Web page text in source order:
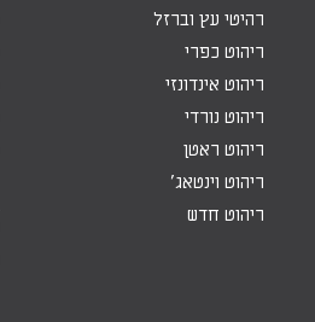
רהיטי עץ וברזל
ריהוט כפרי
ריהוט אינדונזי
ריהוט נורדי
ריהוט ראטן
ריהוט וינטאג'
ריהוט חדש